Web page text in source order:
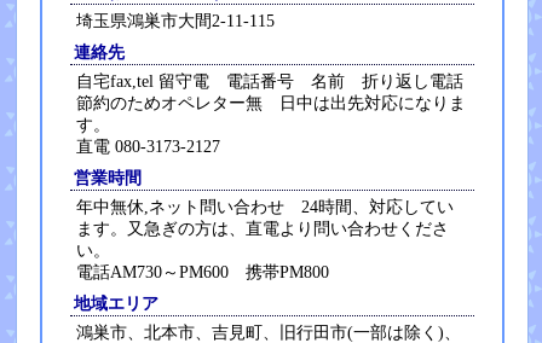
埼玉県鴻巣市大間2-11-115
連絡先
自宅fax,tel 留守電 電話番号 名前 折り返し電話
節約のためオペレター無 日中は出先対応になりま
す。
直電 080-3173-2127
営業時間
年中無休,ネット問い合わせ 24時間、対応してい
ます。又急ぎの方は、直電より問い合わせくださ
い。
電話AM730～PM600 携帯PM800
地域エリア
鴻巣市、北本市、吉見町、旧行田市(一部は除く)、